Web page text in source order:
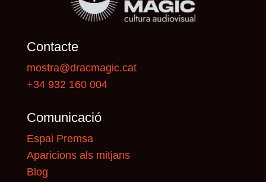
Contacte
mostra@dracmagic.cat
+34 932 160 004
Comunicació
Espai Premsa
Aparicions als mitjans
Blog